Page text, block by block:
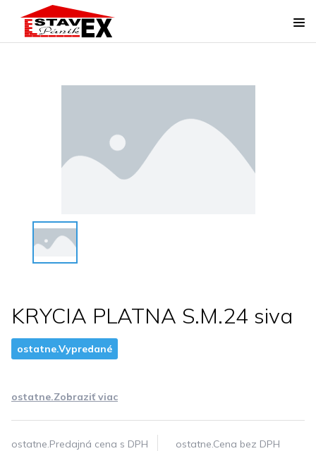
KRYCIA PLATNA S.M.24 siva
ostatne.Vypredané
ostatne.Zobraziť viac
ostatne.Predajná cena s DPH ostatne.Cena bez DPH